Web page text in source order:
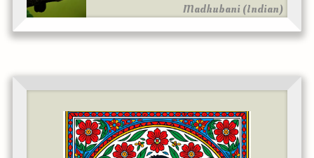
Madhubani (Indian)